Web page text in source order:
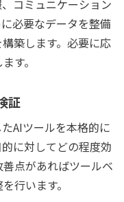
コミュニケーション
必要なデータを整備
築します。必要に応
す。
証
AIツールを本格的に
に対してどの程度効
点があればツールベ
行います。